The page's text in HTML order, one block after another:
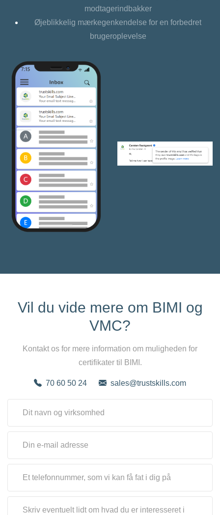
modtagerindbakker
Øjeblikkelig mærkegenkendelse for en forbedret
brugeroplevelse
Vil du vide mere om BIMI og
VMC?
Kontakt os for mere information om muligheden for
certifikater til BIMI.
70 60 50 24 sales@trustskills.com